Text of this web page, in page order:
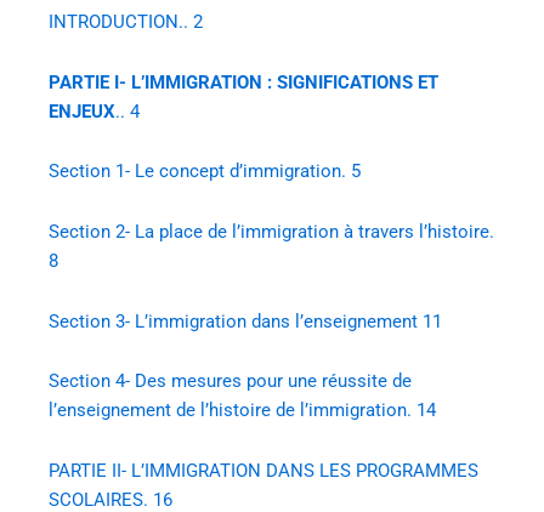
INTRODUCTION.. 2
PARTIE I- L’IMMIGRATION : SIGNIFICATIONS ET
ENJEUX.. 4
Section 1- Le concept d’immigration. 5
Section 2- La place de l’immigration à travers l’histoire.
8
Section 3- L’immigration dans l’enseignement 11
Section 4- Des mesures pour une réussite de
l’enseignement de l’histoire de l’immigration. 14
PARTIE II- L’IMMIGRATION DANS LES PROGRAMMES
SCOLAIRES. 16